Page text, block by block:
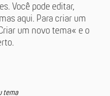
Você pode editar,
aqui. Para criar um
um novo tema« e o
tema